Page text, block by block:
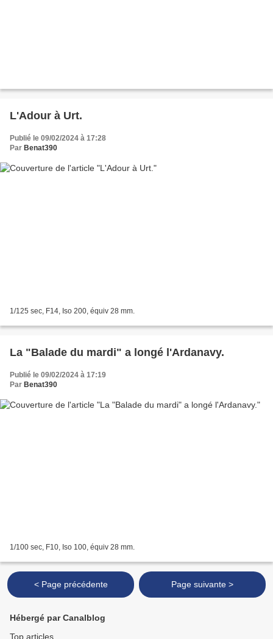
L'Adour à Urt.
Publié le 09/02/2024 à 17:28
Par Benat390
1/125 sec, F14, Iso 200, équiv 28 mm.
La "Balade du mardi" a longé l'Ardanavy.
Publié le 09/02/2024 à 17:19
Par Benat390
1/100 sec, F10, Iso 100, équiv 28 mm.
< Page précédente Page suivante >
Hébergé par Canalblog
Top articles